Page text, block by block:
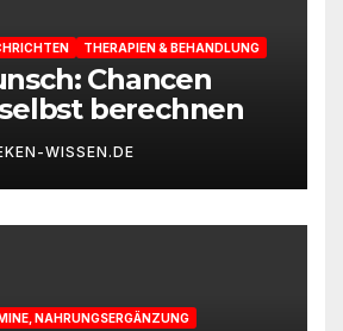
THERAPIEN & BEHANDLUNG
Chancen
berechnen
WISSEN.DE
NAHRUNGSERGÄNZUNG